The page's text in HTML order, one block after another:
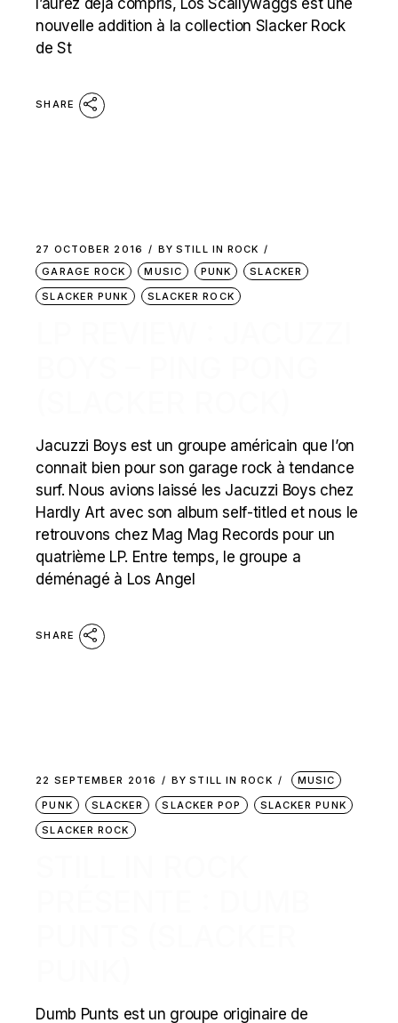
l’aurez déjà compris, Los Scallywaggs est une
nouvelle addition à la collection Slacker Rock
de St
SHARE
27 OCTOBER 2016 BY STILL IN ROCK
GARAGE ROCK
MUSIC PUNK
SLACKER
SLACKER PUNK
SLACKER ROCK
Jacuzzi Boys est un groupe américain que l’on
connait bien pour son garage rock à tendance
surf. Nous avions laissé les Jacuzzi Boys chez
Hardly Art avec son album self-titled et nous le
retrouvons chez Mag Mag Records pour un
quatrième LP. Entre temps, le groupe a
déménagé à Los Angel
SHARE
22 SEPTEMBER 2016 BY STILL IN ROCK
MUSIC
PUNK
SLACKER SLACKER POP
SLACKER PUNK
SLACKER ROCK
Dumb Punts est un groupe originaire de